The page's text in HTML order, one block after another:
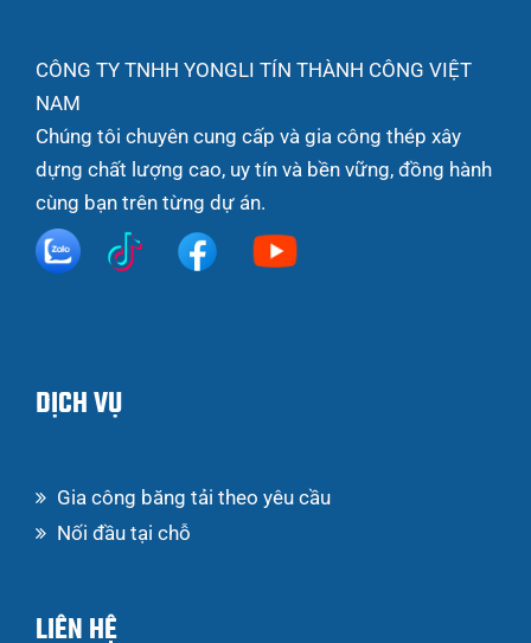
CÔNG TY TNHH YONGLI TÍN THÀNH CÔNG VIỆT
NAM
Chúng tôi chuyên cung cấp và gia công thép xây
dựng chất lượng cao, uy tín và bền vững, đồng hành
cùng bạn trên từng dự án.
DỊCH VỤ
Gia công băng tải theo yêu cầu
Nối đầu tại chỗ
LIÊN HỆ